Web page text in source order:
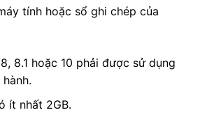
tính hoặc sổ ghi chép của
8.1 hoặc 10 phải được sử dụng
ít nhất 2GB.